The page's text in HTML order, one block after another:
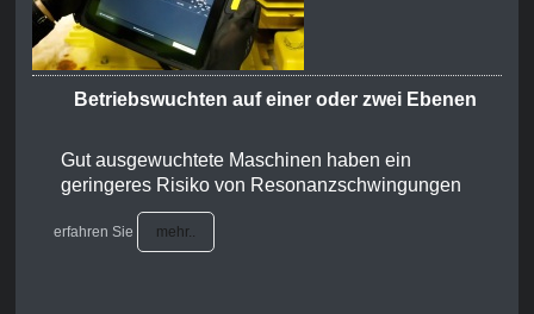
Betriebswuchten auf einer oder zwei Ebenen
Gut ausgewuchtete Maschinen haben ein
geringeres Risiko von Resonanzschwingungen
erfahren Sie mehr..